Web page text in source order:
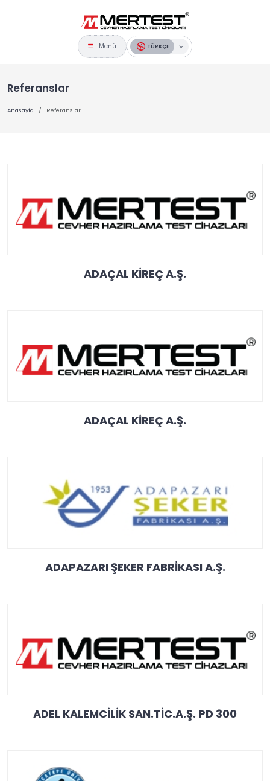
Menü TÜRKÇE
Referanslar
Anasayfa Referanslar
ADAÇAL KİREÇ A.Ş.
ADAÇAL KİREÇ A.Ş.
ADAPAZARI ŞEKER FABRİKASI A.Ş.
ADEL KALEMCİLİK SAN.TİC.A.Ş. PD 300